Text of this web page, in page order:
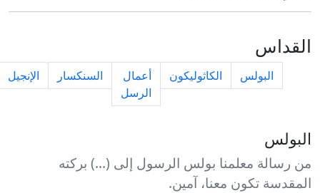
القداس
البولس الكاثوليكون
أعمال
الرسل
السنكسار الإنجيل
البولس
من رسالة معلمنا بولس الرسول إلى (...) بركته
المقدسة تكون معنا، آمين.